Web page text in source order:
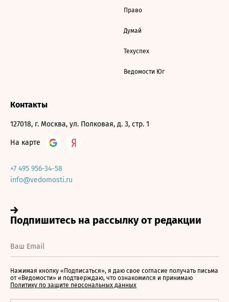
Право
Думай
Техуспех
Ведомости Юг
Контакты
127018, г. Москва, ул. Полковая, д. 3, стр. 1
На карте
+7 495 956-34-58
info@vedomosti.ru
Нажимая кнопку «Подписаться», я даю свое согласие получать письма
от «Ведомости» и подтверждаю, что ознакомился и принимаю
Политику по защите персональных данных